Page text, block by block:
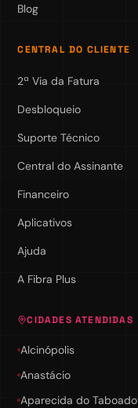
Blog
CENTRAL DO CLIENTE
2ª Via da Fatura
Desbloqueio
Suporte Técnico
Central do Assinante
Financeiro
Aplicativos
Ajuda
A Fibra Plus
CIDADES ATENDIDAS
Alcinópolis
Anastácio
Aparecida do Taboado